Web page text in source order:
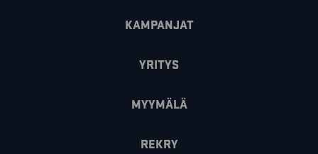
KAMPANJAT
YRITYS
MYYMÄLÄ
REKRY